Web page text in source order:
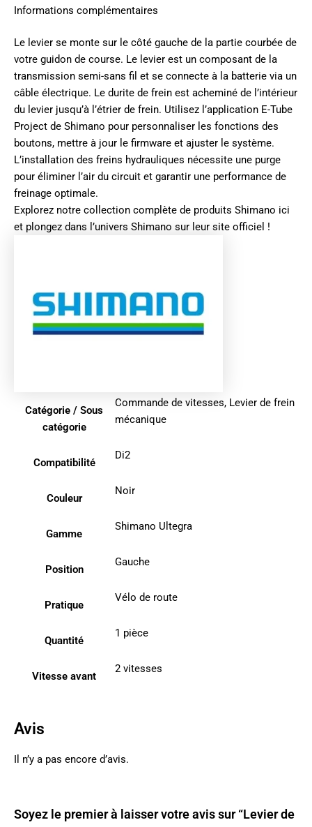
Informations complémentaires
Le levier se monte sur le côté gauche de la partie courbée de
votre guidon de course. Le levier est un composant de la
transmission semi-sans fil et se connecte à la batterie via un
câble électrique. Le durite de frein est acheminé de l’intérieur
du levier jusqu’à l’étrier de frein. Utilisez l’application E-Tube
Project de Shimano pour personnaliser les fonctions des
boutons, mettre à jour le firmware et ajuster le système.
L’installation des freins hydrauliques nécessite une purge
pour éliminer l’air du circuit et garantir une performance de
freinage optimale.
Explorez notre collection complète de produits Shimano ici
et plongez dans l’univers Shimano sur leur site officiel !
Catégorie / Sous
catégorie
Commande de vitesses, Levier de frein
mécanique
Compatibilité
Di2
Couleur
Noir
Gamme
Shimano Ultegra
Position
Gauche
Pratique
Vélo de route
Quantité
1 pièce
Vitesse avant
2 vitesses
Avis
Il n’y a pas encore d’avis.
Soyez le premier à laisser votre avis sur “Levier de